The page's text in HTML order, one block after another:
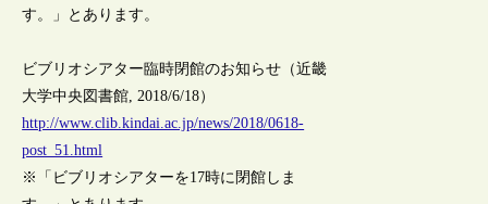
す。」とあります。
ビブリオシアター臨時閉館のお知らせ（近畿
大学中央図書館, 2018/6/18）
http://www.clib.kindai.ac.jp/news/2018/0618-
post_51.html
※「ビブリオシアターを17時に閉館しま